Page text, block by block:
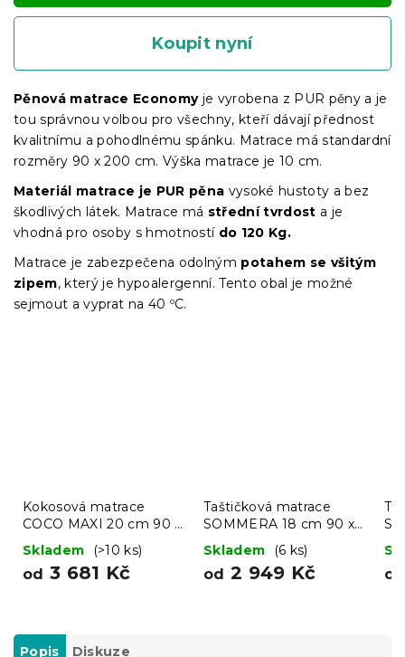
Koupit nyní
Pěnová matrace Economy je vyrobena z PUR pěny a je
tou správnou volbou pro všechny, kteří dávají přednost
kvalitnímu a pohodlnému spánku. Matrace má standardní
rozměry 90 x 200 cm. Výška matrace je 10 cm.
Materiál matrace je PUR pěna vysoké hustoty a bez
škodlivých látek. Matrace má střední tvrdost a je
vhodná pro osoby s hmotností do 120 Kg.
Matrace je zabezpečena odolným potahem se všitým
zipem, který je hypoalergenní. Tento obal je možné
sejmout a vyprat na 40 ºC.
Kokosová matrace
COCO MAXI 20 cm 90 x
200 cm
Skladem (>10 ks)
od 3 681 Kč
Taštičková matrace
SOMMERA 18 cm 90 x
200 cm
Skladem (6 ks)
od 2 949 Kč od
Popis Diskuze